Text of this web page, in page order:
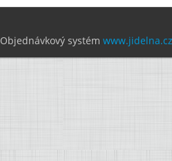
Objednávkový systém www.jidelna.cz